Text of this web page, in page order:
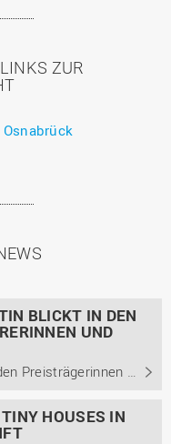
ZUR
BLICKT IN DEN
UND
Absolventin Alina Pieper gehört zu den Preisträgerinnen und Preisträgern der StudyUp-Awards an der Hochschule Osnabrück. Die besten Abschlussarbeiten und künstlerischen Darbietungen sind geprägt von großer Praxisnähe.
HOUSES IN